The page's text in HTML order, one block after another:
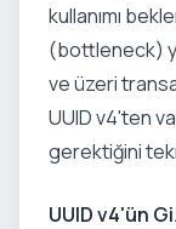
kullanımı
(bottleneck)
ve üzeri
UUID v4'ten
gerektiğini
UUID v4'ün